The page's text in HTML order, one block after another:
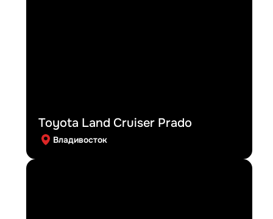
Toyota Land Cruiser Prado
Владивосток